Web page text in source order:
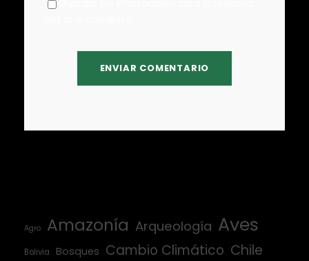
Agro Amazonía Arqueología Aves
Bolivia Bosques Cambio Climático Chile